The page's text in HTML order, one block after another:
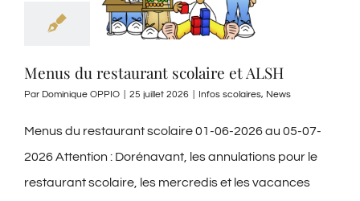
Menus du restaurant scolaire et ALSH
Par Dominique OPPIO 25 juillet 2026 Infos scolaires, News
Menus du restaurant scolaire 01-06-2026 au 05-07-
2026 Attention : Dorénavant, les annulations pour le
restaurant scolaire, les mercredis et les vacances